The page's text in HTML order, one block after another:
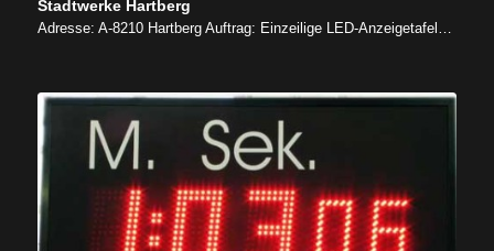
Stadtwerke Hartberg
Adresse: A-8210 Hartberg Auftrag: Einzeilige LED-Anzeigetafel…